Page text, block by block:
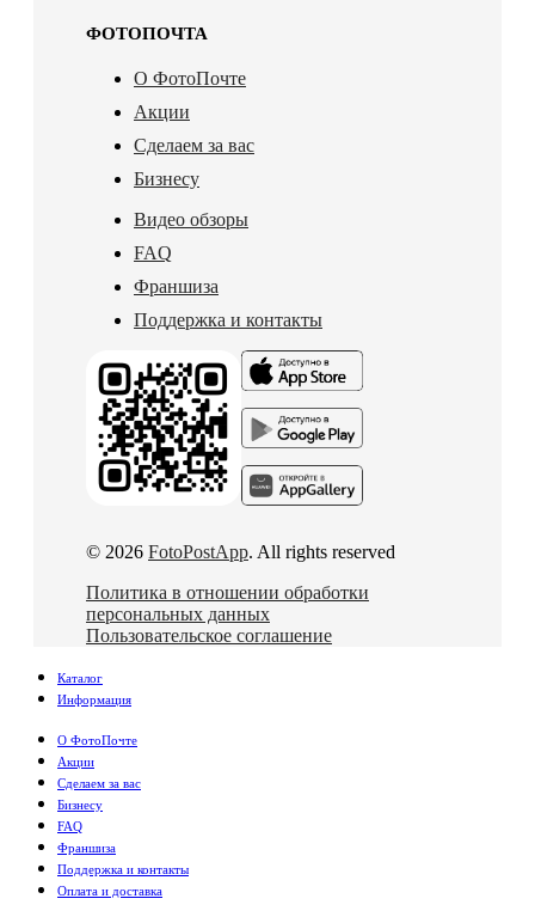
ФОТОПОЧТА
О ФотоПочте
Акции
Сделаем за вас
Бизнесу
Видео обзоры
FAQ
Франшиза
Поддержка и контакты
© 2026 FotoPostApp. All rights reserved
Политика в отношении обработки
персональных данных
Пользовательское соглашение
Каталог
Информация
О ФотоПочте
Акции
Сделаем за вас
Бизнесу
FAQ
Франшиза
Поддержка и контакты
Оплата и доставка